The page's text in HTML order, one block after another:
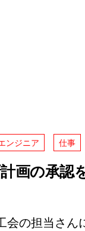
ンジニア 仕事
画の承認
会の担当さ